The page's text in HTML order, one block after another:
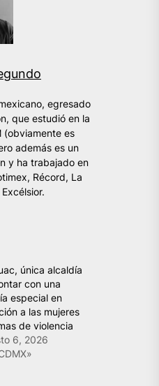
egresado
que estudió en la
(obviamente es
además es un
y ha trabajado en
Récord, La
única alcaldía
con una
especial en
a las mujeres
de violencia
6, 2026